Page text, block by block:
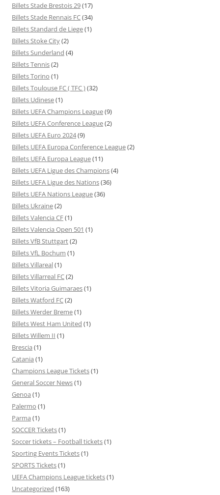
Billets Stade Brestois 29(17)
Billets Stade Rennais FC(34)
Billets Standard de Liege(1)
Billets Stoke City(2)
Billets Sunderland (4)
Billets Tennis(2)
Billets Torino (1)
Billets Toulouse FC ( TFC )(32)
Billets Udinese(1)
Billets UEFA Champions League(9)
Billets UEFA Conference League(2)
Billets UEFA Euro 2024(9)
Billets UEFA Europa Conference League(2)
Billets UEFA Europa League(11)
Billets UEFA Ligue des Champions(4)
Billets UEFA Ligue des Nations(36)
Billets UEFA Nations League(36)
Billets Ukraine(2)
Billets Valencia CF(1)
Billets Valencia Open 501 (1)
Billets VfB Stuttgart(2)
Billets VfL Bochum (1)
Billets Villareal(1)
Billets Villarreal FC(2)
Billets Vitoria Guimaraes(1)
Billets Watford FC(2)
Billets Werder Breme(1)
Billets West Ham United (1)
Billets Willem II (1)
Brescia (1)
Catania (1)
Champions League Tickets(1)
General Soccer News(1)
Genoa (1)
Palermo (1)
Parma (1)
SOCCER Tickets(1)
Soccer tickets – Football tickets(1)
Sporting Events Tickets(1)
SPORTS Tickets(1)
UEFA Champions League tickets(1)
Uncategorized (163)